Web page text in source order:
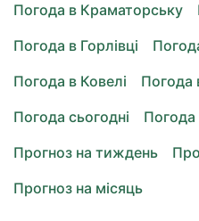
Погода в Краматорську
Погода в Горлівці
Погода в Ковелі
Погода
Погода сьогодні
Погода
Прогноз на тиждень
Прогноз на місяць